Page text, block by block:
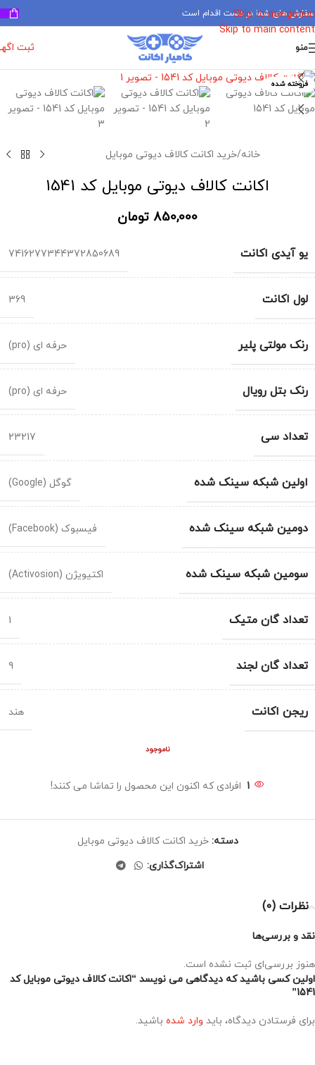
Skip to navigation
Skip to main content
سفارش های شما در دست اقدام است
منو ثبت
فروخته شده
برای بزرگنمایی کلیک کنید
خانه/خرید اکانت کالاف دیوتی موبایل
اکانت کالاف دیوتی موبایل کد 1541
850,000 تومان
یو آیدی اکانت 7416277344372850689
لول اکانت 369
رنک مولتی پلیر حرفه ای (pro)
رنک بتل رویال حرفه ای (pro)
تعداد سی 23217
اولین شبکه سینک شده گوگل (Google)
دومین شبکه سینک شده فیسبوک (Facebook)
سومین شبکه سینک شده اکتیویژن (Activosion)
تعداد گان متیک 1
تعداد گان لجند 9
ریجن اکانت هند
ناموجود
1 افرادی که اکنون این محصول را تماشا می کنند!
دسته: خرید اکانت کالاف دیوتی موبایل
اشتراک‌گذاری:
نظرات (0)
نقد و بررسی‌ها
هنوز بررسی‌ای ثبت نشده است.
اولین کسی باشید که دیدگاهی می نویسد “اکانت کالاف دیوتی موبایل کد
1541”
برای فرستادن دیدگاه، باید وارد شده باشید.